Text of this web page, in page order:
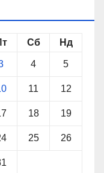
Сб Нд
4 5
11 12
18 19
25 26